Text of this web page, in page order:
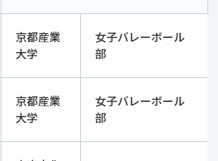
京都産業
大学
女子バレーボール
部
京都産業
大学
女子バレーボール
部